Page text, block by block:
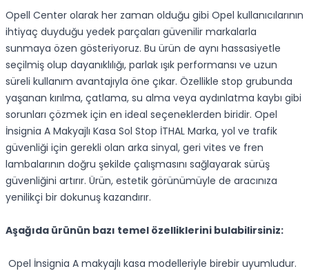
Opell Center olarak her zaman olduğu gibi Opel kullanıcılarının
ihtiyaç duyduğu yedek parçaları güvenilir markalarla
sunmaya özen gösteriyoruz. Bu ürün de aynı hassasiyetle
seçilmiş olup dayanıklılığı, parlak ışık performansı ve uzun
süreli kullanım avantajıyla öne çıkar. Özellikle stop grubunda
yaşanan kırılma, çatlama, su alma veya aydınlatma kaybı gibi
sorunları çözmek için en ideal seçeneklerden biridir. Opel
İnsignia A Makyajlı Kasa Sol Stop İTHAL Marka, yol ve trafik
güvenliği için gerekli olan arka sinyal, geri vites ve fren
lambalarının doğru şekilde çalışmasını sağlayarak sürüş
güvenliğini artırır. Ürün, estetik görünümüyle de aracınıza
yenilikçi bir dokunuş kazandırır.
Aşağıda ürünün bazı temel özelliklerini bulabilirsiniz:
Opel İnsignia A makyajlı kasa modelleriyle birebir uyumludur.